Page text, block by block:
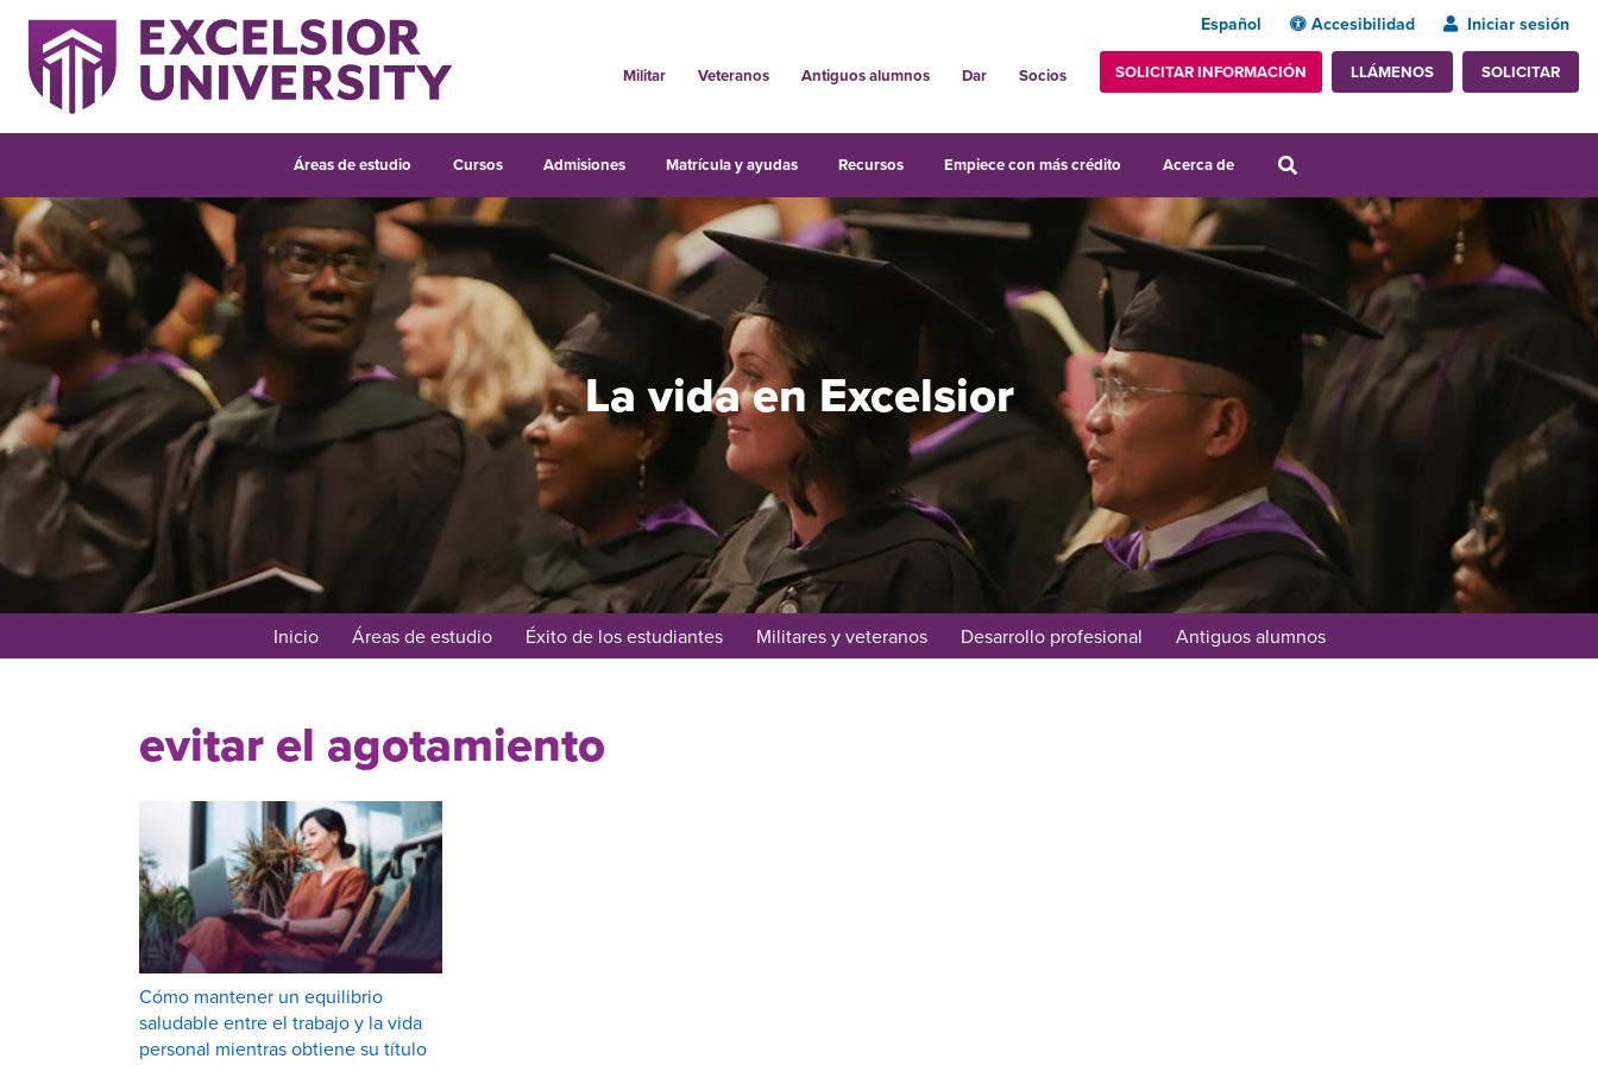
Español Accesibilidad Iniciar sesión
Militar Veteranos Antiguos alumnos Dar Socios SOLICITAR INFORMACIÓN LLÁMENOS SOLICITAR
Áreas de estudio Cursos Admisiones Matrícula y ayudas Recursos Empiece con más crédito Acerca de
La vida en Excelsior
Inicio Áreas de estudio Éxito de los estudiantes Militares y veteranos Desarrollo profesional Antiguos alumnos
evitar el agotamiento
Cómo mantener un equilibrio
saludable entre el trabajo y la vida
personal mientras obtiene su título